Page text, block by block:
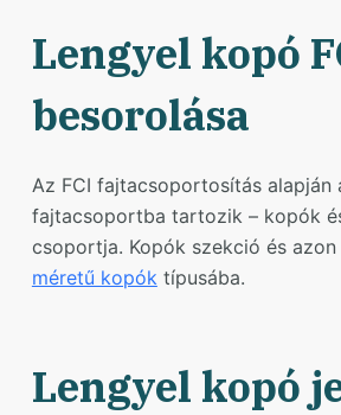
Lengyel kopó
besorolása
Az FCI fajtacsoportosítás alapján
fajtacsoportba tartozik – kopók
csoportja. Kopók szekció és azon
méretű kopóktípusába.
Lengyel kopó